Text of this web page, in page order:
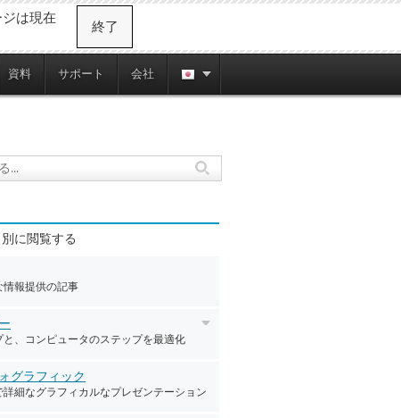
は現在
終了
資料 サポート 会社
に閲覧する
情報提供の記事
と、コンピュータのステップを最適化
グラフィック
詳細なグラフィカルなプレゼンテーション